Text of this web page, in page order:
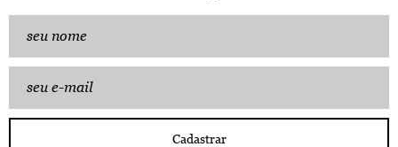
Cadastrar